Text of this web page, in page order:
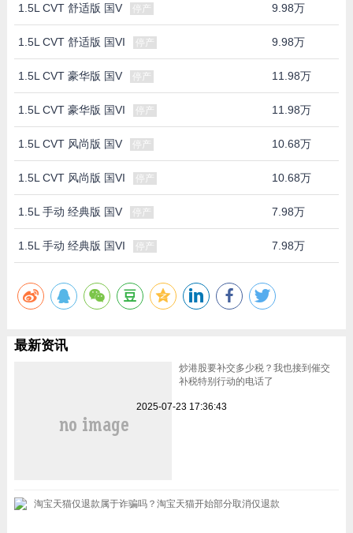
1.5L CVT 舒适版 国V 停产 9.98万
1.5L CVT 舒适版 国VI 停产 9.98万
1.5L CVT 豪华版 国V 停产 11.98万
1.5L CVT 豪华版 国VI 停产 11.98万
1.5L CVT 风尚版 国V 停产 10.68万
1.5L CVT 风尚版 国VI 停产 10.68万
1.5L 手动 经典版 国V 停产 7.98万
1.5L 手动 经典版 国VI 停产 7.98万
最新资讯
炒港股要补交多少税？我也接到催交
补税特别行动的电话了
2025-07-23 17:36:43
淘宝天猫仅退款属于诈骗吗？淘宝天猫开始部分取消仅退款